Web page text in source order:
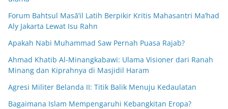
Forum Bahtsul Masā’il Latih Berpikir Kritis Mahasantri Ma’had
Aly Jakarta Lewat Isu Rahn
Apakah Nabi Muhammad Saw Pernah Puasa Rajab?
Ahmad Khatib Al-Minangkabawi: Ulama Visioner dari Ranah
Minang dan Kiprahnya di Masjidil Haram
Agresi Militer Belanda II: Titik Balik Menuju Kedaulatan
Bagaimana Islam Mempengaruhi Kebangkitan Eropa?